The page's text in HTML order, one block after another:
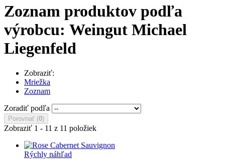
Zoznam produktov podľa
výrobcu: Weingut Michael
Liegenfeld
Zobraziť:
Mriežka
Zoznam
Zoradiť podľa
Porovnať (0)
Zobraziť 1 - 11 z 11 položiek
Rýchly náhľad